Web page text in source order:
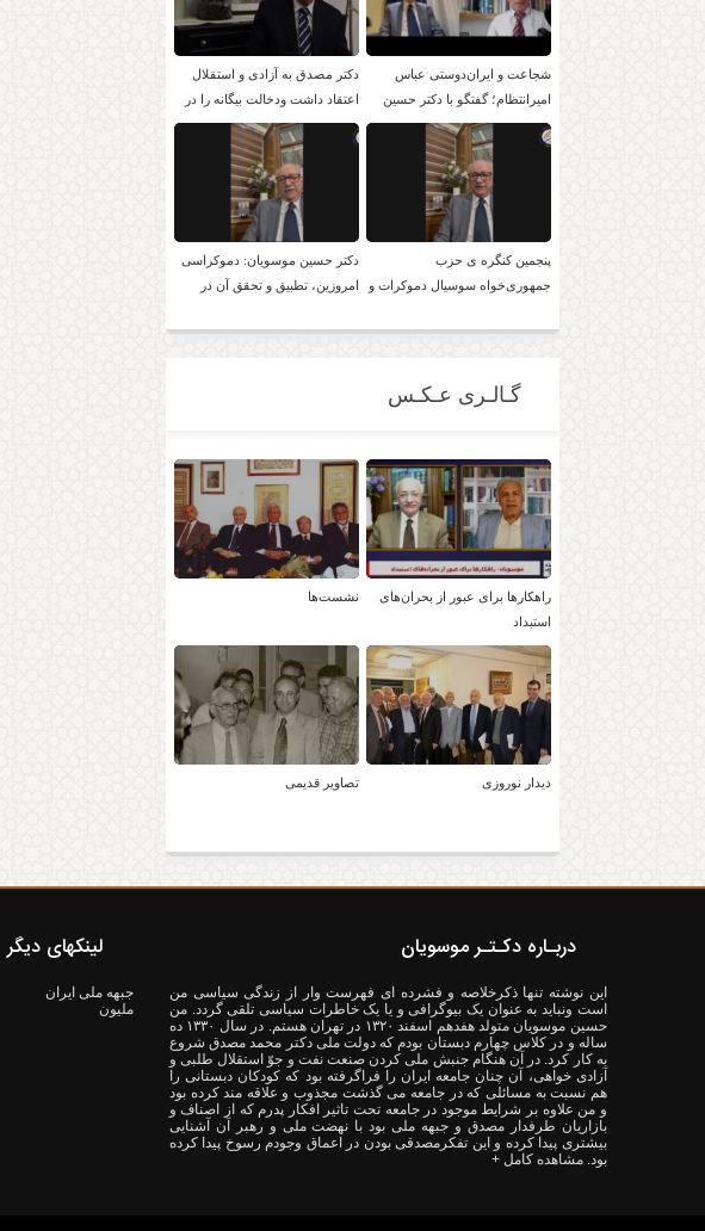
شجاعت و ایران‌دوستی عباس
امیرانتظام؛ گفتگو با دکتر حسین
موسویان
دکتر مصدق به آزادی و استقلال
اعتقاد داشت ودخالت بیگانه را در
امور داخلی بر نمی تابید.
پنجمین کنگره ی حزب
جمهوری‌خواه سوسیال دموکرات و
دکتر حسین موسویان: دموکراسی
امروزین، تطبیق و تحقق آن در
گـالـری عـکـس
راهکارها برای عبور از بحران‌های
استبداد
نشست‌ها
دیدار نوروزی تصاویر قدیمی
دربـاره دکـتـر موسویان
این نوشته تنها ذکرخلاصه و فشرده ای فهرست وار از زندگی سیاسی من
است ونباید به عنوان یک بیوگرافی و یا یک خاطرات سیاسی تلقی گردد. من
حسین موسویان متولد هفدهم اسفند ۱۳۲۰ در تهران هستم. در سال ۱۳۳۰ ده
ساله و در کلاس چهارم دبستان بودم که دولت ملی دکتر محمد مصدق شروع
به کار کرد. در آن هنگام جنبش ملی کردن صنعت نفت و جوّ استقلال طلبی و
آزادی خواهی، آن چنان جامعه ایران را فراگرفته بود که کودکان دبستانی را
هم نسبت به مسائلی که در جامعه می گذشت مجذوب و علاقه مند کرده بود
و من علاوه بر شرایط موجود در جامعه تحت تاثیر افکار پدرم که از اصناف و
بازاریان طرفدار مصدق و جبهه ملی بود با نهضت ملی و رهبر آن آشنایی
بیشتری پیدا کرده و این تفکرمصدقی بودن در اعماق وجودم رسوخ پیدا کرده
بود. مشاهده کامل +
لینکهای دیگر
جبهه ملی ایران
ملیون